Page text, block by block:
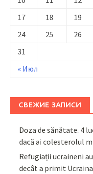
« Июл
17
18 19
24
25 26
31
СВЕЖИЕ ЗАПИСИ
Doza de sănătate. 4
dacă ai colesterolul
Refugiații ucraineni
decât a primit